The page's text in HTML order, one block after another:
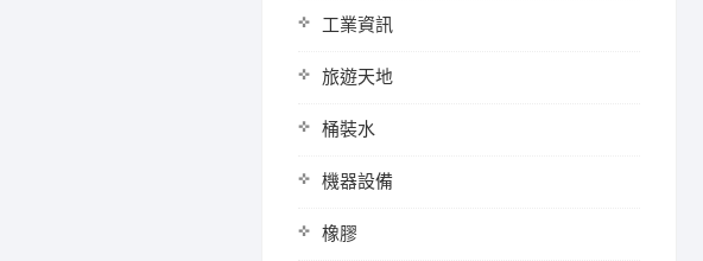
工業資訊
旅遊天地
桶裝水
機器設備
橡膠